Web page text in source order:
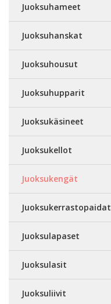
Juoksuhameet
Juoksuhanskat
Juoksuhousut
Juoksuhupparit
Juoksukäsineet
Juoksukellot
Juoksukengät
Juoksukerrastopaidat
Juoksulapaset
Juoksulasit
Juoksuliivit